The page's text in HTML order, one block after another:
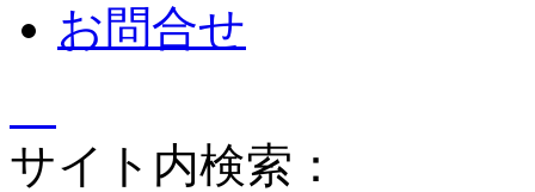
お問合せ
サイト内検索：